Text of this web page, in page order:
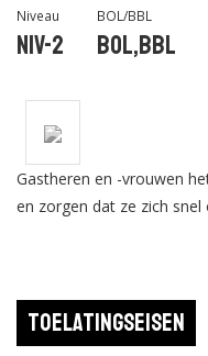
Niveau
Niv-2
BOL/BBL
BOL,BBL
Gastheren en -vrouwen
en zorgen dat ze zich
Toelatingseisen